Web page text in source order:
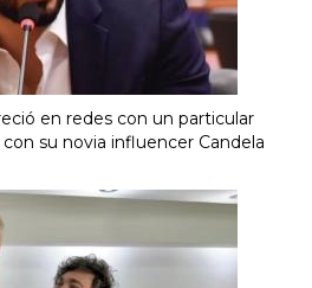
en redes con un particular
su novia influencer Candela